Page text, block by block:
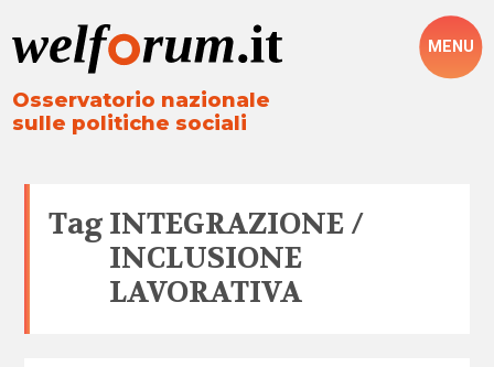
Osservatorio nazionale
sulle politiche sociali
MENU
Tag INTEGRAZIONE /
INCLUSIONE
LAVORATIVA